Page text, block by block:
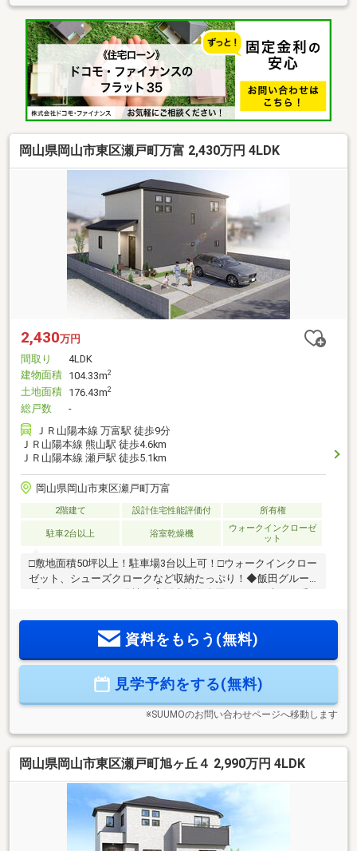
岡山県岡山市東区瀬戸町万富 2,430万円 4LDK
2,430万円
間取り
4LDK
建物面積 104.33m2
土地面積 176.43m2
総戸数
-
ＪＲ山陽本線 万富駅 徒歩9分
ＪＲ山陽本線 熊山駅 徒歩4.6km
ＪＲ山陽本線 瀬戸駅 徒歩5.1km
岡山県岡山市東区瀬戸町万富
2階建て 設計住宅性能評価付 所有権
駐車2台以上 浴室乾燥機
ウォークインクローゼ
ット
□敷地面積50坪以上！駐車場3台以上可！□ウォークインクロー
ゼット、シューズクロークなど収納たっぷり！◆飯田グルー
ビス6ヶ月目と2年目の無料定期点検！5年目と10年目の無料診
断！延長制度により最長35年の長期保証も可！◆IDS工法⇒ス
す。◆住宅性能評価書耐震を含む6項目にて最高等級を取得！
資料をもらう(無料)
見学予約をする(無料)
※SUUMOのお問い合わせページへ移動します
岡山県岡山市東区瀬戸町旭ヶ丘４ 2,990万円 4LDK